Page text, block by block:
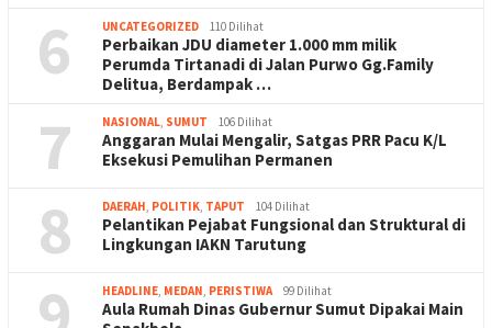
6 UNCATEGORIZED 110 Dilihat
Perbaikan JDU diameter 1.000 mm milik
Perumda Tirtanadi di Jalan Purwo Gg.Family
Delitua, Berdampak …
7 NASIONAL, SUMUT 106 Dilihat
Anggaran Mulai Mengalir, Satgas PRR Pacu K/L
Eksekusi Pemulihan Permanen
8 DAERAH, POLITIK, TAPUT 104 Dilihat
Pelantikan Pejabat Fungsional dan Struktural di
Lingkungan IAKN Tarutung
HEADLINE, MEDAN, PERISTIWA 99 Dilihat
Aula Rumah Dinas Gubernur Sumut Dipakai Main